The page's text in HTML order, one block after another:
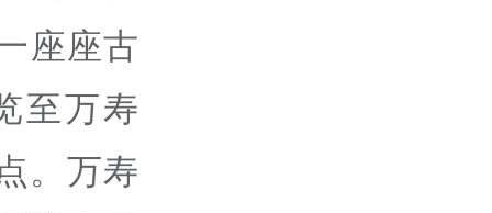
座座古
至万寿
。万寿